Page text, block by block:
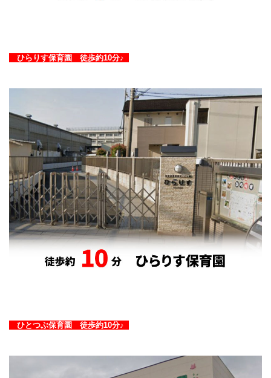
ひらりす保育園 徒歩約10分♪
ひとつぶ保育園 徒歩約10分♪